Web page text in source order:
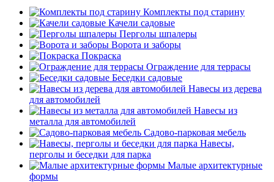
Комплекты под старину
Качели садовые
Перголы шпалеры
Ворота и заборы
Покраска
Ограждение для террасы
Беседки садовые
Навесы из дерева
для автомобилей
Навесы из
металла для автомобилей
Садово-парковая мебель
Навесы,
перголы и беседки для парка
Малые архитектурные
формы